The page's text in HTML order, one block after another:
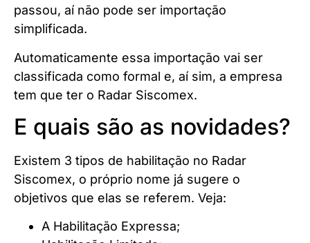
passou, aí não pode ser importação
simplificada.
Automaticamente essa importação vai ser
classificada como formal e, aí sim, a empresa
tem que ter o Radar Siscomex.
E quais são as novidades?
Existem 3 tipos de habilitação no Radar
Siscomex, o próprio nome já sugere o
objetivos que elas se referem. Veja:
A Habilitação Expressa;